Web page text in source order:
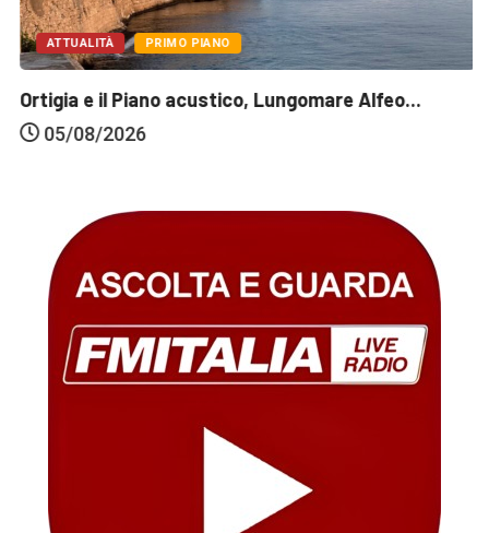
ATTUALITÀ PRIMO PIANO
Ortigia e il Piano acustico, Lungomare Alfeo...
05/08/2026